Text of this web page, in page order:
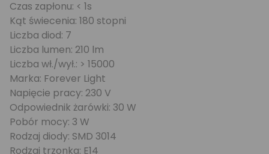
Czas zapłonu: < 1s
Kąt świecenia: 180 stopni
Liczba diod: 7
Liczba lumen: 210 lm
Liczba wł./wył.: > 15000
Marka: Forever Light
Napięcie pracy: 230 V
Odpowiednik żarówki: 30 W
Pobór mocy: 3 W
Rodzaj diody: SMD 3014
Rodzaj trzonka: E14